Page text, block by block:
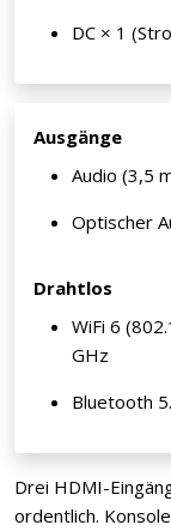
DC × 1
Ausgänge
Audio (3,5
Optischer
Drahtlos
WiFi 6
GHz
Bluetooth
Drei HDMI-
ordentlich.